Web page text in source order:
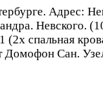
Адрес:
Невского.
спальная
Домофон Сан.